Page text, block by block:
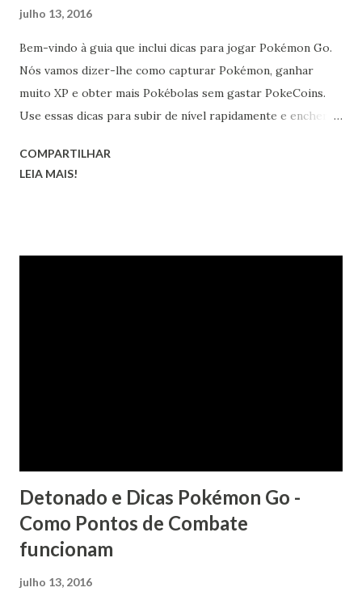
julho 13, 2016
Bem-vindo à guia que inclui dicas para jogar Pokémon Go.
Nós vamos dizer-lhe como capturar Pokémon, ganhar
muito XP e obter mais Pokébolas sem gastar PokeCoins.
Use essas dicas para subir de nível rapidamente e encher o
Pokémon Go, você vai ser capaz de participar de uma das
COMPARTILHAR
LEIA MAIS!
Detonado e Dicas Pokémon Go -
Como Pontos de Combate
funcionam
julho 13, 2016